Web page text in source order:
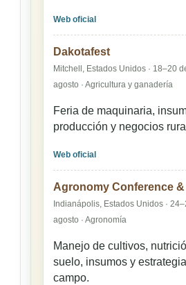
Web oficial
Dakotafest
Mitchell, Estados Unidos · 18–20
agosto · Agricultura y ganadería
Feria de maquinaria,
producción y negocios
Web oficial
Agronomy Conference
Indianápolis, Estados Unidos ·
agosto · Agronomía
Manejo de cultivos,
suelo, insumos y
campo.